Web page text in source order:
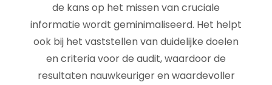
de kans op het missen van cruciale
informatie wordt geminimaliseerd. Het helpt
ook bij het vaststellen van duidelijke doelen
en criteria voor de audit, waardoor de
resultaten nauwkeuriger en waardevoller